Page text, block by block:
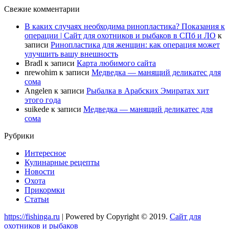
Свежие комментарии
В каких случаях необходима ринопластика? Показания к
операции | Сайт для охотников и рыбаков в СПб и ЛО к
записи Ринопластика для женщин: как операция может
улучшить вашу внешность
Bradl к записи Карта любимого сайта
nrewohim к записи Медведка — манящий деликатес для
сома
Angelen к записи Рыбалка в Арабских Эмиратах хит
этого года
suikede к записи Медведка — манящий деликатес для
сома
Рубрики
Интересное
Кулинарные рецепты
Новости
Охота
Прикормки
Статьи
https://fishinga.ru | Powered by Copyright © 2019. Сайт для
охотников и рыбаков